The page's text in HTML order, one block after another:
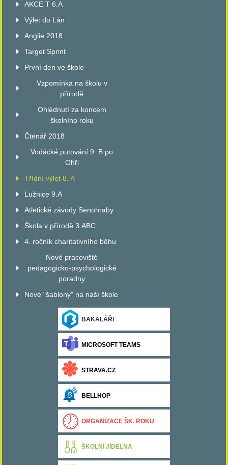
AKCE T 6.A
Výlet do Lán
Anglie 2018
Target Sprint
První den ve škole
Vzpomínka na školu v
přírodě
Ohlédnutí za koncem
školního roku
Čtenář 2018
Vodácké putování 9. B po
Ohři
Třídní výlet 8. A
Lužnice 9.A
Atletické závody Senohraby
Škola v přírodě 3.ABC
4. ročník charitativního běhu
Nové pracoviště
pedagogicko-psychologické
poradny
Nové "šablony" na naší škole
BAKALÁŘI
MICROSOFT TEAMS
STRAVA.CZ
BELLHOP
ORGANIZACE ŠK. ROKU
ŠKOLNÍ JÍDELNA